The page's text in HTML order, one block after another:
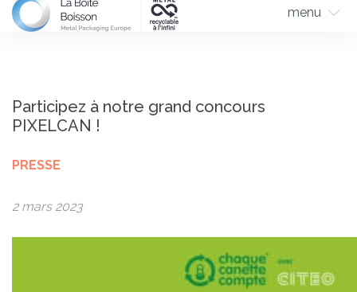
menu
Participez à notre grand concours
PIXELCAN !
PRESSE
2 mars 2023